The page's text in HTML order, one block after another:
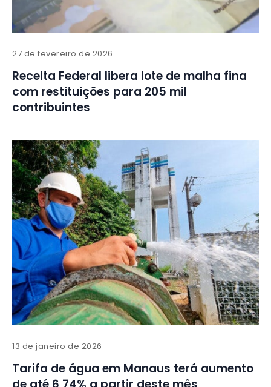
27 de fevereiro de 2026
Receita Federal libera lote de malha fina
com restituições para 205 mil
contribuintes
13 de janeiro de 2026
Tarifa de água em Manaus terá aumento